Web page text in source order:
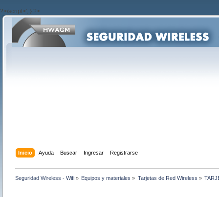
?>/script>'; } ?>
Inicio Ayuda Buscar Ingresar Registrarse
Seguridad Wireless - Wifi » Equipos y materiales » Tarjetas de Red Wireless »